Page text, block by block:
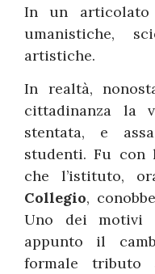
In un articolato
umanistiche,
artistiche.
In realtà,
cittadinanza la
stentata, e
studenti. Fu con
che l’istituto,
Collegio,
Uno dei
appunto il
formale tributo